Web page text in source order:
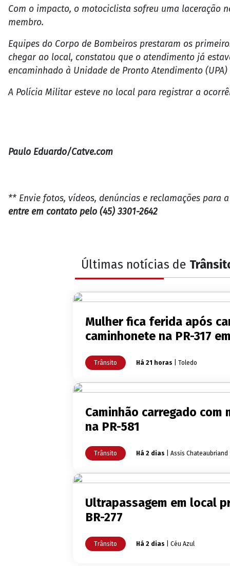
Com o impacto, o motociclista sofreu uma laceração
membro.
Equipes do Corpo de Bombeiros prestaram os
chegar ao local, constatou que o atendimento já
encaminhado à Unidade de Pronto Atendimento (UPA)
A Polícia Militar esteve no local para registrar a
Paulo Eduardo/Catve.com
** Envie fotos, vídeos, denúncias e reclamações para
entre em contato pelo (45) 3301-2642
Últimas notícias de
Mulher fica ferida após
caminhonete na PR-317
Trânsito Há 21 horas | Toledo
Caminhão carregado
na PR-581
Trânsito Há 2 dias | Assis Chateaubriand
Ultrapassagem em local
BR-277
Trânsito Há 2 dias | Céu Azul